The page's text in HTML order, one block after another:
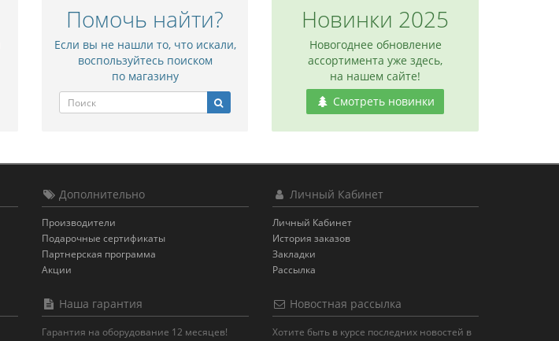
Помочь найти?
Если вы не нашли то, что искали,
воспользуйтесь поиском
по магазину
Новинки 2025
Новогоднее обновление
ассортимента уже здесь,
на нашем сайте!
Смотреть новинки
Дополнительно
Производители
Подарочные сертификаты
Партнерская программа
Акции
Личный Кабинет
Личный Кабинет
История заказов
Закладки
Рассылка
Наша гарантия
Гарантия на оборудование 12 месяцев!
Новостная рассылка
Хотите быть в курсе последних новостей в